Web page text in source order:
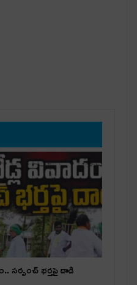
స‌ర్పంచ్ భ‌ర్త‌పై దాడి